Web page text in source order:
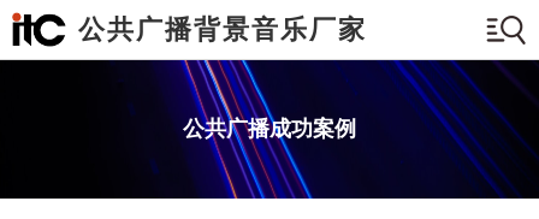
公共广播背景音乐厂家
公共广播成功案例